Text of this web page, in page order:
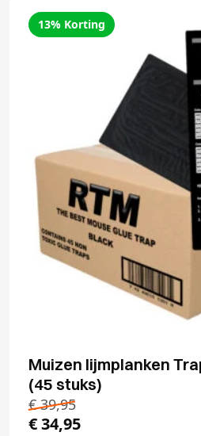
13% Korting
Muizen lijmplanken
(45 stuks)
€39,95
€34,95